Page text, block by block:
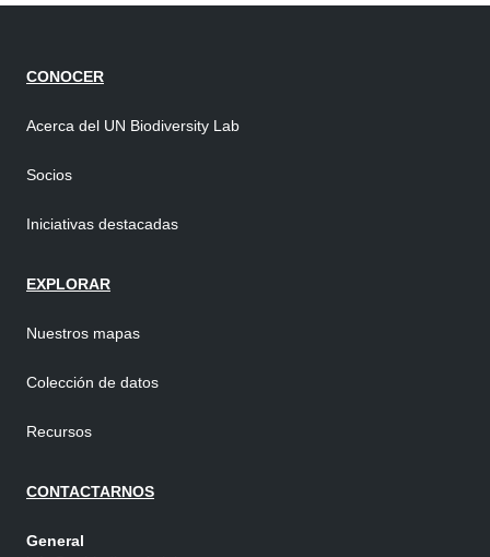
CONOCER
Acerca del UN Biodiversity Lab
Socios
Iniciativas destacadas
EXPLORAR
Nuestros mapas
Colección de datos
Recursos
CONTACTARNOS
General